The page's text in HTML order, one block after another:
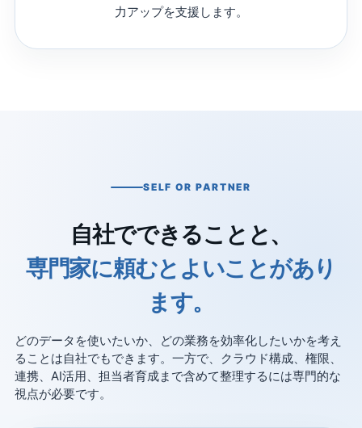
力アップを支援します。
SELF OR PARTNER
自社でできることと、
専門家に頼むとよいことがあり
ます。
どのデータを使いたいか、どの業務を効率化したいかを考え
ることは自社でもできます。一方で、クラウド構成、権限、
連携、AI活用、担当者育成まで含めて整理するには専門的な
視点が必要です。